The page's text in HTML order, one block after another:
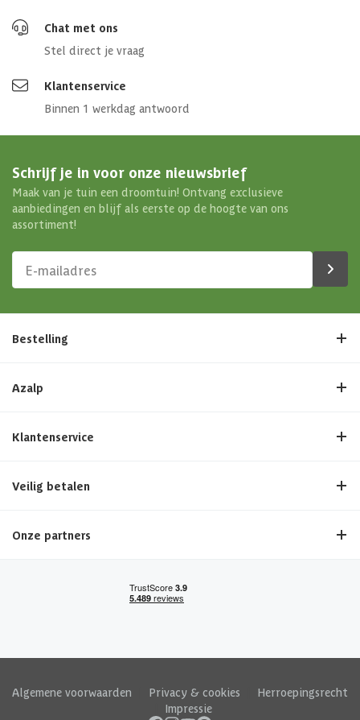
Chat met ons
Stel direct je vraag
Klantenservice
Binnen 1 werkdag antwoord
Schrijf je in voor onze nieuwsbrief
Maak van je tuin een droomtuin! Ontvang exclusieve
aanbiedingen en blijf als eerste op de hoogte van ons
assortiment!
Bestelling
Azalp
Klantenservice
Veilig betalen
Onze partners
Algemene voorwaarden Privacy & cookies
Herroepingsrecht
Impressie